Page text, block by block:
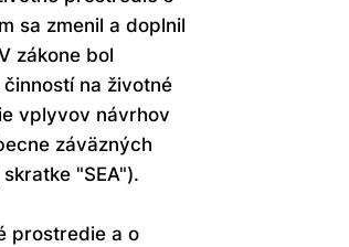
sa zmenil a doplnil
zákone bol
na životné
vplyvov návrhov
záväzných
"SEA").
prostredie a o